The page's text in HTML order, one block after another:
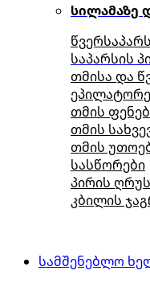
სილამაზე
საპარსის
თმისა და
თმის
თმის
თმის
სასწორები
პირის
კბილის
სამშენებლო